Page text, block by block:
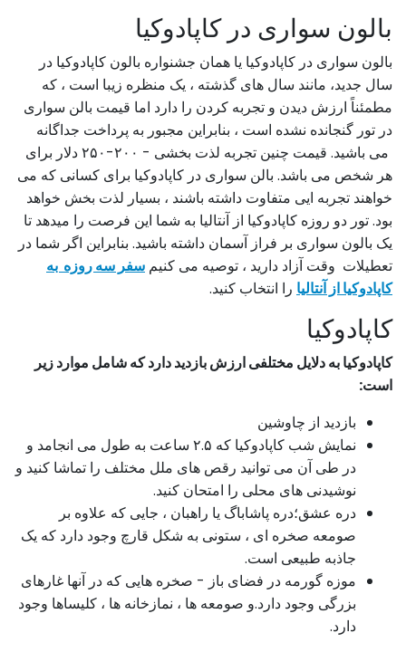
بالون سواری در کاپادوکیا
بالون سواری در کاپادوکیا یا همان جشنواره بالون کاپادوکیا در
سال جدید، مانند سال های گذشته ، یک منظره زیبا است ، که
مطمئناً ارزش دیدن و تجربه کردن را دارد اما قیمت بالن سواری
در تور گنجانده نشده است ، بنابراین مجبور به پرداخت جداگانه
می باشید. قیمت چنین تجربه لذت بخشی - ۲۰۰-۲۵۰ دلار برای
هر شخص می باشد. بالن سواری در کاپادوکیا برای کسانی که می
خواهند تجربه ایی متفاوت داشته باشند ، بسیار لذت بخش خواهد
بود. تور دو روزه کاپادوکیا از آنتالیا به شما این فرصت را میدهد تا
یک بالون سواری بر فراز آسمان داشته باشید. بنابراین اگر شما در
تعطیلات وقت آزاد دارید ، توصیه می کنیم سفر سه روزه به
کاپادوکیا از آنتالیا را انتخاب کنید.
کاپادوکیا
کاپادوکیا به دلایل مختلفی ارزش بازدید دارد که شامل موارد زیر
است:
بازدید از چاوشین
نمایش شب کاپادوکیا که ۲.۵ ساعت به طول می انجامد و
در طی آن می توانید رقص های ملل مختلف را تماشا کنید و
نوشیدنی های محلی را امتحان کنید.
دره عشق؛دره پاشاباگ یا راهبان ، جایی که علاوه بر
صومعه صخره ای ، ستونی به شکل قارچ وجود دارد که یک
جاذبه طبیعی است.
موزه گورمه در فضای باز - صخره هایی که در آنها غارهای
بزرگی وجود دارد.و صومعه ها ، نمازخانه ها ، کلیساها وجود
دارد.